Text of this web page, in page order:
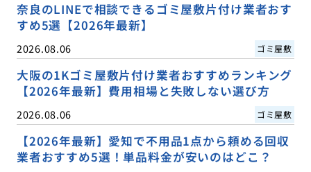
奈良のLINEで相談できるゴミ屋敷片付け業者おす
すめ5選【2026年最新】
2026.08.06 ゴミ屋敷
大阪の1Kゴミ屋敷片付け業者おすすめランキング
【2026年最新】費用相場と失敗しない選び方
2026.08.06 ゴミ屋敷
【2026年最新】愛知で不用品1点から頼める回収
業者おすすめ5選！単品料金が安いのはどこ？